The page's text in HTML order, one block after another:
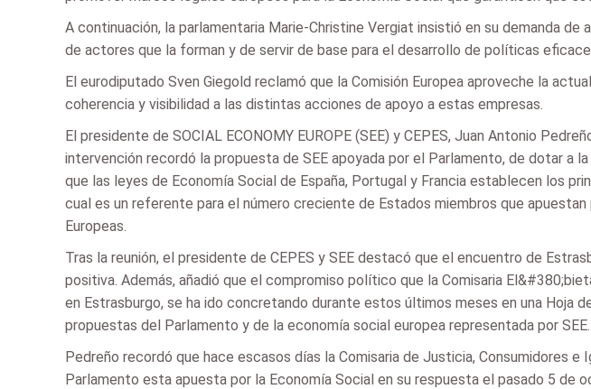
A continuación, la parlamentaria Marie-Christine Vergiat insistió en su demanda de
de actores que la forman y de servir de base para el desarrollo de políticas
El eurodiputado Sven Giegold reclamó que la Comisión Europea aproveche la
coherencia y visibilidad a las distintas acciones de apoyo a estas empresas.
El presidente de SOCIAL ECONOMY EUROPE (SEE) y CEPES, Juan Antonio
intervención recordó la propuesta de SEE apoyada por el Parlamento, de dotar a
que las leyes de Economía Social de España, Portugal y Francia establecen los
cual es un referente para el número creciente de Estados miembros que
Europeas.
Tras la reunión, el presidente de CEPES y SEE destacó que el encuentro de
positiva. Además, añadió que el compromiso político que la Comisaria
en Estrasburgo, se ha ido concretando durante estos últimos meses en una Hoja
propuestas del Parlamento y de la economía social europea representada por SEE.
Pedreño recordó que hace escasos días la Comisaria de Justicia, Consumidores
Parlamento esta apuesta por la Economía Social en su respuesta el pasado 5 de